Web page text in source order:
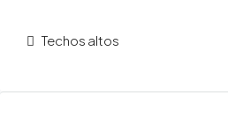
Techos altos